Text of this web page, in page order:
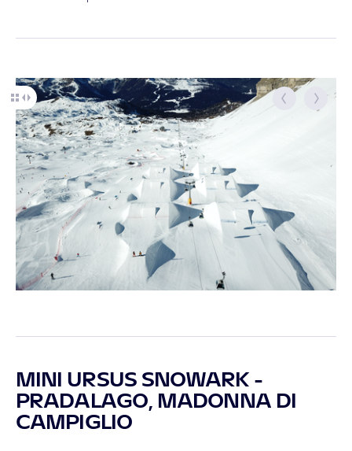
MINI URSUS SNOWARK -
PRADALAGO, MADONNA DI
CAMPIGLIO